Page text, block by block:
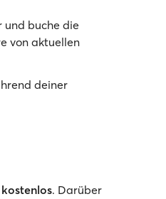
und buche die
von aktuellen
deiner
kostenlos. Darüber